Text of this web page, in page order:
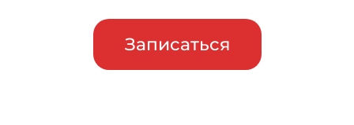
Записаться